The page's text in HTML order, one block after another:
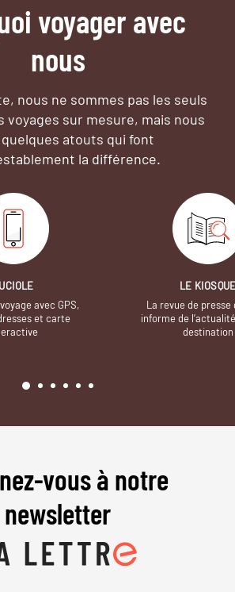
voyager avec
nous
nous ne sommes pas les seuls
voyages sur mesure, mais nous
atouts qui font
la différence.
avec GPS,
et carte
LE
La revue de presse
informe de
destination
vous à notre
newsletter